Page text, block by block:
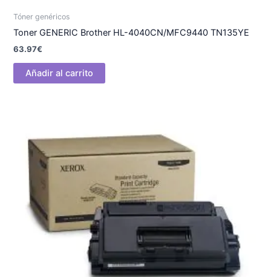
Tóner genéricos
Toner GENERIC Brother HL-4040CN/MFC9440 TN135YE
63.97€
Añadir al carrito